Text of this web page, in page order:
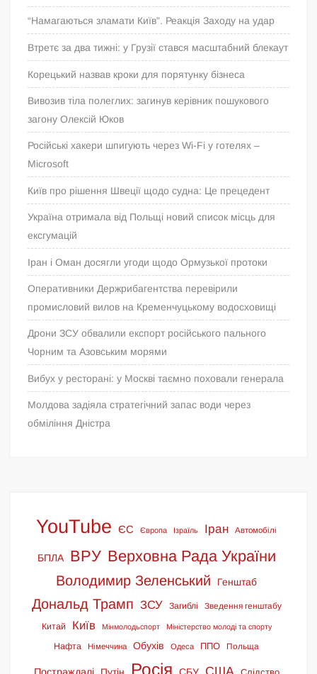
“Намагаються зламати Київ”. Реакція Заходу на удар
Втретє за два тижні: у Грузії стався масштабний блекаут
Корецький назвав кроки для порятунку бізнеса
Вивозив тіла полеглих: загинув керівник пошукового
загону Олексій Юков
Російські хакери шпигують через Wi-Fi у готелях –
Microsoft
Київ про рішення Швеції щодо судна: Це прецедент
Україна отримала від Польщі новий список місць для
ексгумацій
Іран і Оман досягли угоди щодо Ормузької протоки
Оперативники Держрибагентства перевірили
промисловий вилов на Кременчуцькому водосховищі
Дрони ЗСУ обвалили експорт російського пального
Чорним та Азовським морями
Вибух у ресторані: у Москві таємно поховали генерала
Молдова задіяла стратегічний запас води через
обміління Дністра
YouTube ЄС Європа Ізраїль Іран Автомобілі
БПЛА ВРУ Верховна Рада України
Володимир Зеленський Генштаб
Дональд Трамп ЗСУ Загиблі Зведення генштабу
Китай Київ Мінмолодьспорт Міністерство молоді та спорту
Нафта Німеччина Обухів Одеса ППО Польща
Росія США